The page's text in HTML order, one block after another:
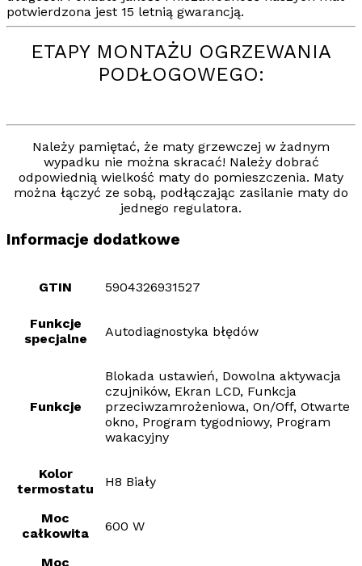
potwierdzona jest 15 letnią gwarancją.
ETAPY MONTAŻU OGRZEWANIA
PODŁOGOWEGO:
Należy pamiętać, że maty grzewczej w żadnym
wypadku nie można skracać! Należy dobrać
odpowiednią wielkość maty do pomieszczenia. Maty
można łączyć ze sobą, podłączając zasilanie maty do
jednego regulatora.
Informacje dodatkowe
GTIN 5904326931527
Funkcje
specjalne
Autodiagnostyka błędów
Funkcje
Blokada ustawień, Dowolna aktywacja
czujników, Ekran LCD, Funkcja
przeciwzamrożeniowa, On/Off, Otwarte
okno, Program tygodniowy, Program
wakacyjny
Kolor
termostatu
H8 Biały
Moc
całkowita
600 W
Moc